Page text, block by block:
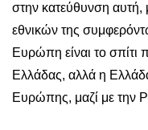
στην κατεύθυνση
εθνικών της
Ευρώπη είναι το σπίτι
Ελλάδας, αλλά η
Ευρώπης, μαζί με την